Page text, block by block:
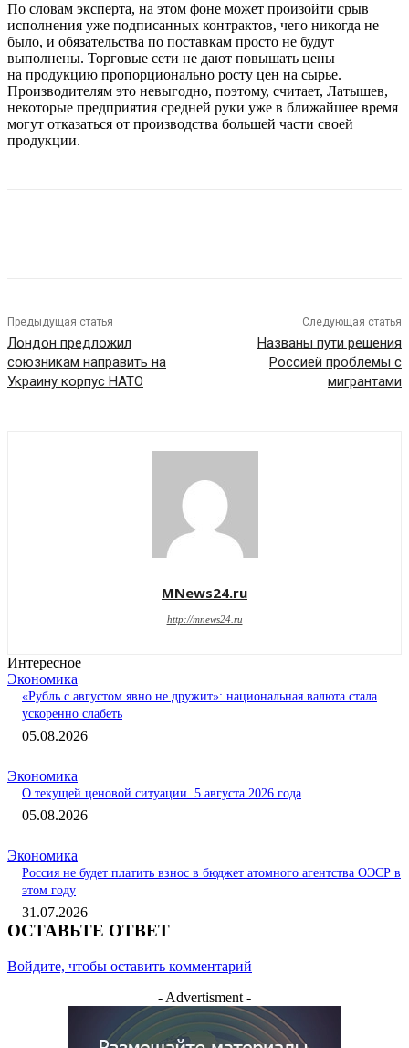
По словам эксперта, на этом фоне может произойти срыв
исполнения уже подписанных контрактов, чего никогда не
было, и обязательства по поставкам просто не будут
выполнены. Торговые сети не дают повышать цены
на продукцию пропорционально росту цен на сырье.
Производителям это невыгодно, поэтому, считает, Латышев,
некоторые предприятия средней руки уже в ближайшее время
могут отказаться от производства большей части своей
продукции.
Предыдущая статья
Лондон предложил
союзникам направить на
Украину корпус НАТО
Следующая статья
Названы пути решения
Россией проблемы с
мигрантами
MNews24.ru
http://mnews24.ru
Интересное
Экономика
«Рубль с августом явно не дружит»: национальная валюта стала
ускоренно слабеть
05.08.2026
Экономика
О текущей ценовой ситуации. 5 августа 2026 года
05.08.2026
Экономика
Россия не будет платить взнос в бюджет атомного агентства ОЭСР в
этом году
31.07.2026
ОСТАВЬТЕ ОТВЕТ
Войдите, чтобы оставить комментарий
- Advertisment -